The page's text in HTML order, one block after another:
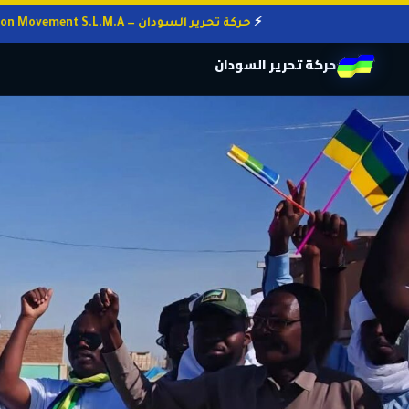
حركة تحرير السودان — Sudan Liberation Movement S.L.M.A
حركة تحرير السودان